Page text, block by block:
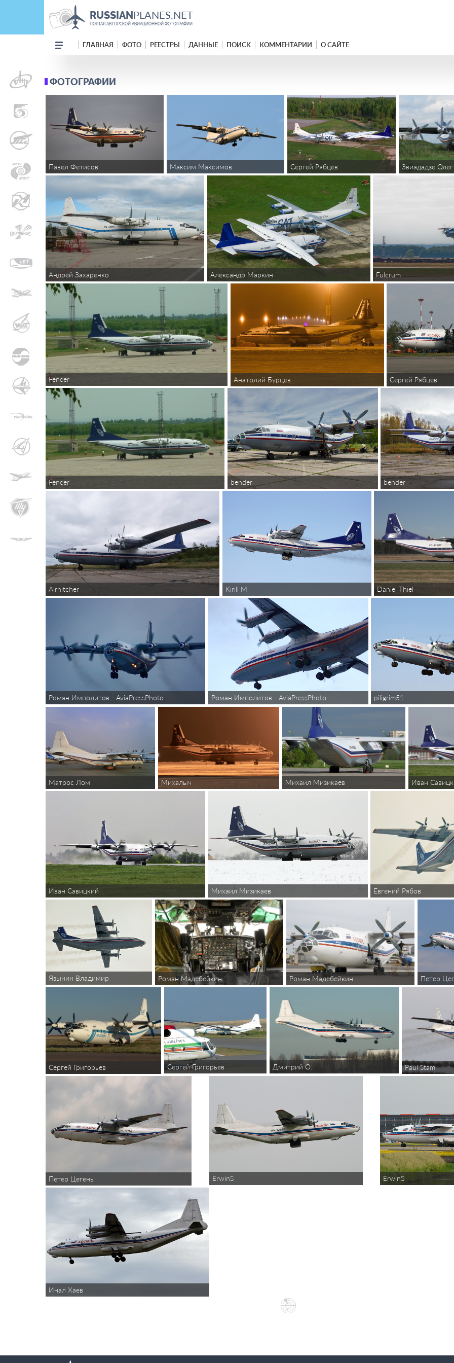
RUSSIANPLANES.NET
ПОРТАЛ АВТОРСКОЙ АВИАЦИОННОЙ ФОТОГРАФИИ
ГЛАВНАЯ ФОТО РЕЕСТРЫ ДАННЫЕ ПОИСК КОММЕНТАРИИ О САЙТЕ
ФОТОГРАФИИ
Павел Фетисов Максим Максимов Сергей Рябцев Звиададзе
Андрей Захаренко Александр Маркин Fulcrum
Fencer Анатолий Бурцев Сергей Рябцев
Fencer bender bender
Airhitcher Kirill M Daniel Thiel
Роман Имполитов - AviaPressPhoto Роман Имполитов - AviaPressPhoto piligrim51
Матрос Лом Михалыч Михаил Мизикаев Иван
Иван Савицкий Михаил Мизикаев Евгений Рябов
Язынин Владимир Роман Мадебейкин Роман Мадебейкин Петeр
Сергей Григорьев Сергей Григорьев Дмитрий О. Paul Stam
Петeр Цегень ErwinS ErwinS
Инал Хаев